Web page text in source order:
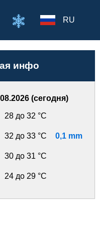
RU
инфо
(сегодня)
28 до 32 °C
32 до 33 °C 0,1 mm
30 до 31 °C
24 до 29 °C